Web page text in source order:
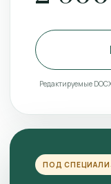
Редактируемые
ПОД